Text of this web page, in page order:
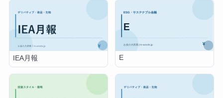
IEA月報 E